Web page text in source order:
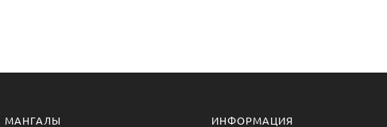
МАНГАЛЫ ИНФОРМАЦИЯ